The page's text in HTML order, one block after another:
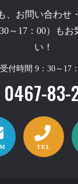
、お問い合わせ
～17：00）もお
い！
受付時間 9：30～17
0467-83-
TEL